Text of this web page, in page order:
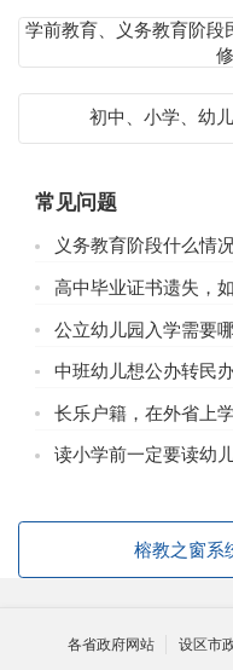
学前教育、义务教育阶段
初中、小学、幼
常见问题
义务教育阶段什么情
高中毕业证书遗失，
公立幼儿园入学需要
中班幼儿想公办转民
长乐户籍，在外省上
读小学前一定要读幼
榕教之窗系
各省政府网站 设区市